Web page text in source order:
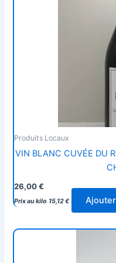
Produits Locaux
VIN BLANC CUVÉE DU
26,00€
Prix au kilo 15,12€